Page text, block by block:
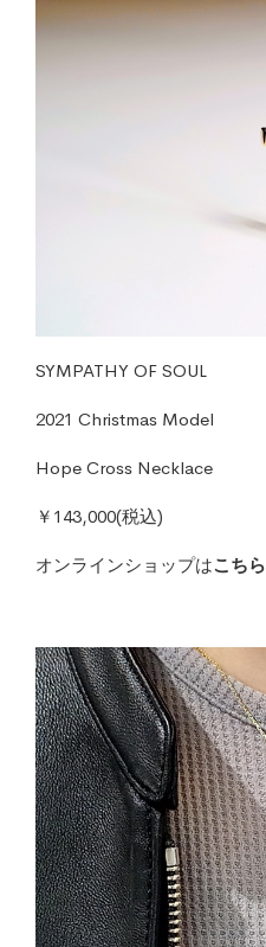
SYMPATHY OF SOUL
2021 Christmas Model
Hope Cross Necklace
￥143,000(税込)
オンラインショップはこちら